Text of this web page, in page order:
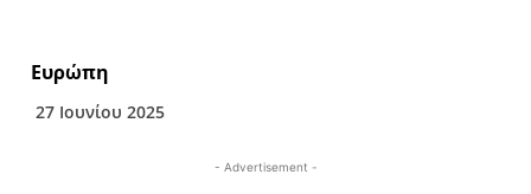
Ευρώπη
27 Ιουνίου 2025
- Advertisement -